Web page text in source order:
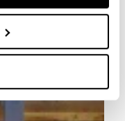
aLondranel
[...]